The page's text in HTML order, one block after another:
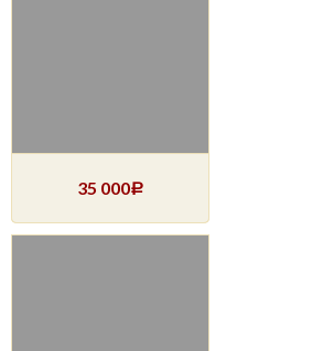
35 000Р